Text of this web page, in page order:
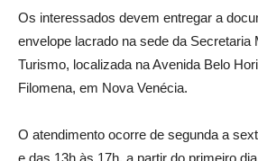
Os interessados devem entregar a
envelope lacrado na sede da Secretaria
Turismo, localizada na Avenida Belo
Filomena, em Nova Venécia.
O atendimento ocorre de segunda a